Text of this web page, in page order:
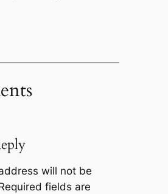
will not be
fields are